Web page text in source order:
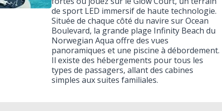
de sport LED immersif de haute technologie.
Située de chaque côté du navire sur Ocean
Boulevard, la grande plage Infinity Beach du
Norwegian Aqua offre des vues
panoramiques et une piscine à débordement.
Il existe des hébergements pour tous les
types de passagers, allant des cabines
simples aux suites familiales.